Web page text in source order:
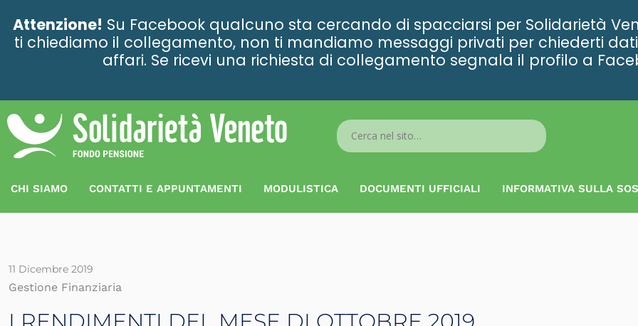
Attenzione! Su Facebook qualcuno sta cercando di spacciarsi per Solidarietà
ti chiediamo il collegamento, non ti mandiamo messaggi privati per chiederti
affari. Se ricevi una richiesta di collegamento segnala il profilo a
Search
...
CHI SIAMO CONTATTI E APPUNTAMENTI MODULISTICA DOCUMENTI UFFICIALI INFORMATIVA SULLA
11 Dicembre 2019
Gestione Finanziaria